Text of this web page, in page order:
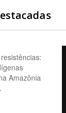
Amazônia